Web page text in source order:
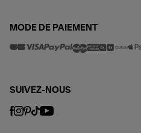
MODE DE PAIEMENT
SUIVEZ-NOUS